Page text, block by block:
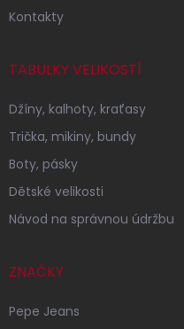
Kontakty
TABULKY VELIKOSTÍ
Džíny, kalhoty, kraťasy
Trička, mikiny, bundy
Boty, pásky
Dětské velikosti
Návod na správnou údržbu
ZNAČKY
Pepe Jeans